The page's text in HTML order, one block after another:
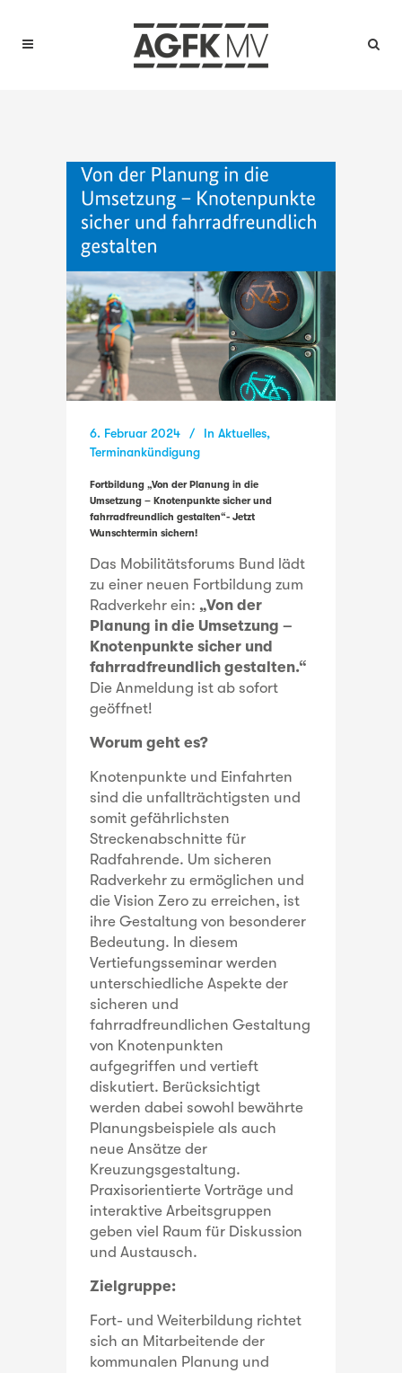
6. Februar 2024 In Aktuelles,
Terminankündigung
Fortbildung „Von der Planung in die
Umsetzung – Knotenpunkte sicher und
fahrradfreundlich gestalten“- Jetzt
Wunschtermin sichern!
Das Mobilitätsforums Bund lädt
zu einer neuen Fortbildung zum
Radverkehr ein: „Von der
Planung in die Umsetzung –
Knotenpunkte sicher und
fahrradfreundlich gestalten.“
Die Anmeldung ist ab sofort
geöffnet!
Worum geht es?
Knotenpunkte und Einfahrten
sind die unfallträchtigsten und
somit gefährlichsten
Streckenabschnitte für
Radfahrende. Um sicheren
Radverkehr zu ermöglichen und
die Vision Zero zu erreichen, ist
ihre Gestaltung von besonderer
Bedeutung. In diesem
Vertiefungsseminar werden
unterschiedliche Aspekte der
sicheren und
fahrradfreundlichen Gestaltung
von Knotenpunkten
aufgegriffen und vertieft
diskutiert. Berücksichtigt
werden dabei sowohl bewährte
Planungsbeispiele als auch
neue Ansätze der
Kreuzungsgestaltung.
Praxisorientierte Vorträge und
interaktive Arbeitsgruppen
geben viel Raum für Diskussion
und Austausch.
Zielgruppe:
Fort- und Weiterbildung richtet
sich an Mitarbeitende der
kommunalen Planung und